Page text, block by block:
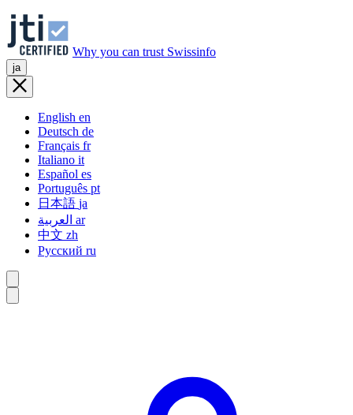
Why you can trust Swissinfo
ja
English en
Deutsch de
Français fr
Italiano it
Español es
Português pt
日本語 ja
ar
中文 zh
Русский ru